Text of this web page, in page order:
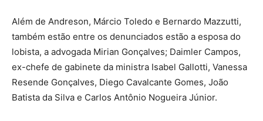
Além de Andreson, Márcio Toledo e Bernardo Mazzutti,
também estão entre os denunciados estão a esposa do
lobista, a advogada Mirian Gonçalves; Daimler Campos,
ex-chefe de gabinete da ministra Isabel Gallotti, Vanessa
Resende Gonçalves, Diego Cavalcante Gomes, João
Batista da Silva e Carlos Antônio Nogueira Júnior.